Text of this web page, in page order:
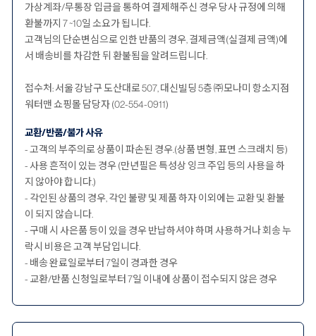
가상계좌/무통장 입금을 통하여 결제해주신 경우 당사 규정에 의해
환불까지 7 ~10일 소요가 됩니다.
고객님의 단순변심으로 인한 반품의 경우, 결제금액(실결제 금액)에
서 배송비를 차감한 뒤 환불됨을 알려드립니다.
접수처: 서울 강남구 도산대로 507, 대신빌딩 5층 ㈜모나미 항소지점
워터맨 쇼핑몰 담당자 (02-554-0911)
교환/반품/불가 사유
- 고객의 부주의로 상품이 파손된 경우.(상품 변형, 표면 스크래치 등)
- 사용 흔적이 있는 경우 (만년필은 특성상 잉크 주입 등의 사용을 하
지 않아야 합니다.)
- 각인된 상품의 경우, 각인 불량 및 제품 하자 이외에는 교환 및 환불
이 되지 않습니다.
- 구매 시 사은품 등이 있을 경우 반납하셔야 하며 사용하거나 회송 누
락시 비용은 고객 부담입니다.
- 배송 완료일로부터 7일이 경과한 경우
- 교환/반품 신청일로부터 7일 이내에 상품이 접수되지 않은 경우